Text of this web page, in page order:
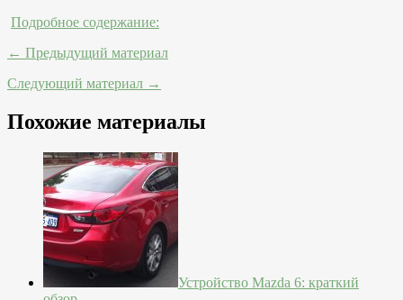
Подробное содержание:
← Предыдущий материал
Следующий материал →
Похожие материалы
Устройство Mazda 6: краткий